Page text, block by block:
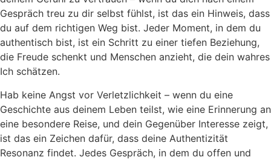
Gespräch treu zu dir selbst fühlst, ist das ein Hinweis, dass
du auf dem richtigen Weg bist. Jeder Moment, in dem du
authentisch bist, ist ein Schritt zu einer tiefen Beziehung,
die Freude schenkt und Menschen anzieht, die dein wahres
Ich schätzen.
Hab keine Angst vor Verletzlichkeit – wenn du eine
Geschichte aus deinem Leben teilst, wie eine Erinnerung an
eine besondere Reise, und dein Gegenüber Interesse zeigt,
ist das ein Zeichen dafür, dass deine Authentizität
Resonanz findet. Jedes Gespräch, in dem du offen und